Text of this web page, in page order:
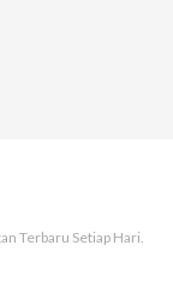
Terbaru Setiap Hari.